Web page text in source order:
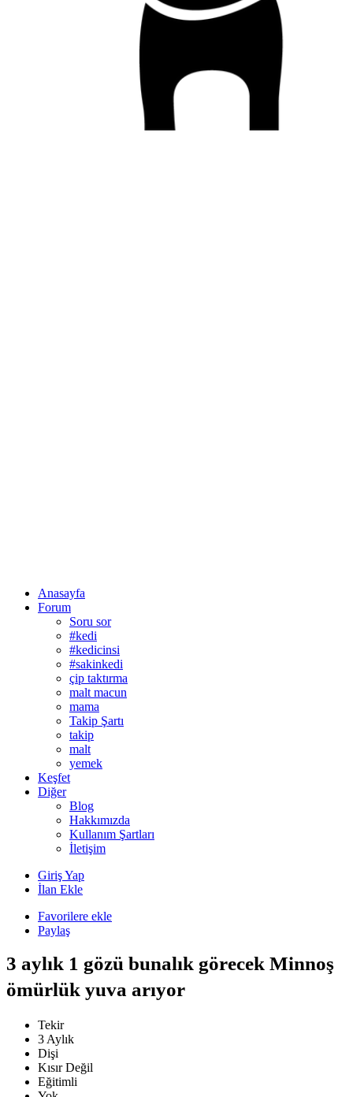
Anasayfa
Forum
Soru sor
#kedi
#kedicinsi
#sakinkedi
çip taktırma
malt macun
mama
Takip Şartı
takip
malt
yemek
Keşfet
Diğer
Blog
Hakkımızda
Kullanım Şartları
İletişim
Giriş Yap
İlan Ekle
Favorilere ekle
Paylaş
3 aylık 1 gözü bunalık görecek Minnoş
ömürlük yuva arıyor
Tekir
3 Aylık
Dişi
Kısır Değil
Eğitimli